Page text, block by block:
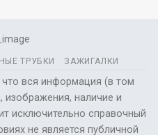
ТРУБКИ ЗАЖИГАЛКИ
вся информация (в том
изображения, наличие и
исключительно справочный
не является публичной